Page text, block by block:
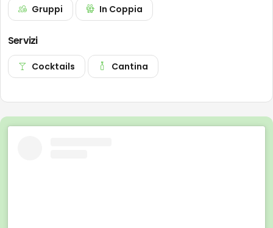
Gruppi
In Coppia
Servizi
Cocktails Cantina